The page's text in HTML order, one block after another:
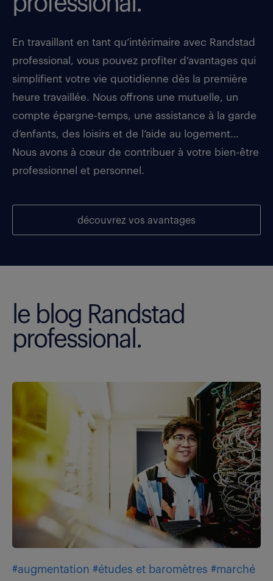
En travaillant en tant qu’intérimaire avec Randstad
professional, vous pouvez profiter d’avantages qui
simplifient votre vie quotidienne dès la première
heure travaillée. Nous offrons une mutuelle, un
compte épargne-temps, une assistance à la garde
d’enfants, des loisirs et de l’aide au logement…
Nous avons à cœur de contribuer à votre bien-être
professionnel et personnel.
découvrez vos avantages
le blog Randstad
professional.
#augmentation #études et baromètres #marché